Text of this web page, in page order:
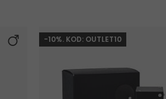
-10%. KOD: OUTLET10